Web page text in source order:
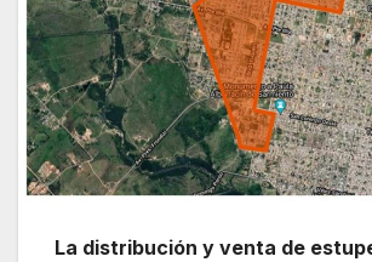
La distribución y venta de